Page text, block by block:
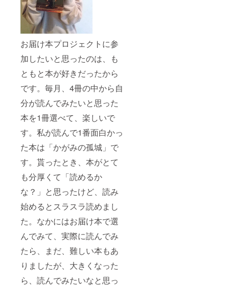
お届け本プロジェクトに参
加したいと思ったのは、も
ともと本が好きだったから
です。毎月、4冊の中から自
分が読んでみたいと思った
本を1冊選べて、楽しいで
す。私が読んで1番面白かっ
た本は「かがみの孤城」で
す。貰ったとき、本がとて
も分厚くて「読めるか
な？」と思ったけど、読み
始めるとスラスラ読めまし
た。なかにはお届け本で選
んでみて、実際に読んでみ
たら、まだ、難しい本もあ
りましたが、大きくなった
ら、読んでみたいなと思っ